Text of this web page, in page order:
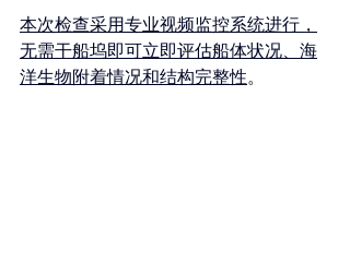
本次检查采用专业视频监控系统进行，
无需干船坞即可立即评估船体状况、海
洋生物附着情况和结构完整性。